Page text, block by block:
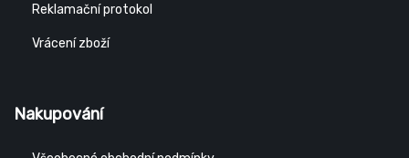
Reklamační protokol
Vrácení zboží
Nakupování